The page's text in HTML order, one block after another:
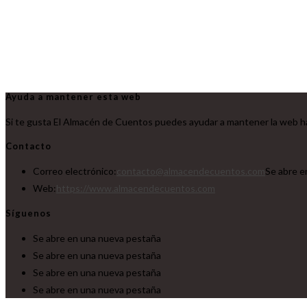
Ayuda a mantener esta web
Si te gusta El Almacén de Cuentos puedes ayudar a mantener la web
Contacto
Correo electrónico:
Se abre
Web:
Síguenos
Se abre en una nueva pestaña
Se abre en una nueva pestaña
Se abre en una nueva pestaña
Se abre en una nueva pestaña